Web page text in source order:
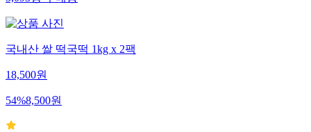
국내산 쌀 떡국떡 1kg x 2팩
18,500원
54%8,500원